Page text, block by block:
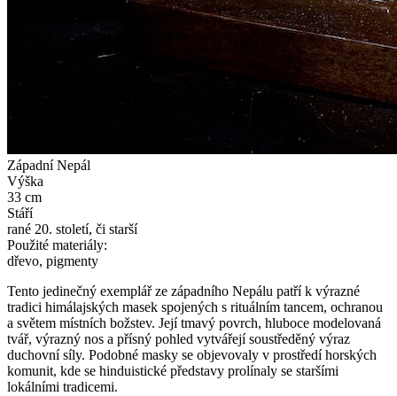
Západní Nepál
Výška
33 cm
Stáří
rané 20. století, či starší
Použité materiály:
dřevo, pigmenty
Tento jedinečný exemplář ze západního Nepálu patří k výrazné
tradici himálajských masek spojených s rituálním tancem, ochranou
a světem místních božstev. Její tmavý povrch, hluboce modelovaná
tvář, výrazný nos a přísný pohled vytvářejí soustředěný výraz
duchovní síly. Podobné masky se objevovaly v prostředí horských
komunit, kde se hinduistické představy prolínaly se staršími
lokálními tradicemi.